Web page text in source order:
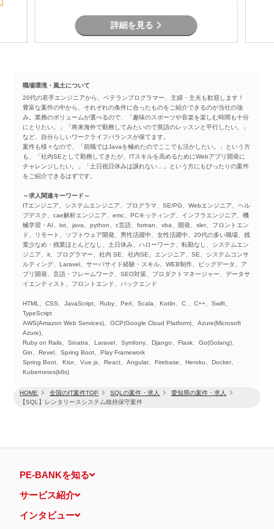
HOME 全国のIT案件TOP SQLの案件・求人
愛知県の案件・求人
【SQL】レンタリースシステム維持保守案件
詳細を見る
職場環境・風土について
20代の若手エンジニアから、ベテランプログラマー、主婦・主夫も歓迎します！
豊富な案件の中から、それぞれの条件に合ったものをご紹介できるのが当社の強
み。業務のボリュームが選べるので、「趣味のスポーツや音楽を楽しむ時間も十分
にとりたい。」「将来海外で勤務してみたいので英語のレッスンと平行したい。」
など、自分らしいワークライフバランスが保てます。
案件も様々なので、「前職ではJavaを極めたのでここでも活かしたい。」という方
も、「社内SEとして勤務してきたが、ITスキルを高めるためにWebアプリ開発に
チャレンジしたい。」「土日祝日休みは譲れない…」という方にもぴったりの案件
をご紹介できるはずです。
～求人関連キーワード～
ITエンジニア、システムエンジニア、プログラマ、SE/PG、Webエンジニア、ヘル
プデスク、cae解析エンジニア、emc、PCキッティング、インフラエンジニア、機
械学習・AI、iot、java、python、c言語、fortran、vba、開発、sler、フロントエン
ド、リモート、ソフトウェア開発、男性活躍中、女性活躍中、20代の多い職場、残
業少なめ・残業ほとんどなし、土日休み、ハローワーク、転勤なし、システムエン
ジニア、it、プログラマー、社内 SE、社内SE、エンジニア、SE、システムコンサ
ルティング、Laravel、サーバサイド経験・スキル、WEB制作、ビッグデータ、ア
プリ開発、言語・フレームワーク、SEO対策、プロダクトマネージャー、データサ
イエンティスト、フロントエンド、バックエンド
HTML、CSS、JavaScript、Ruby、Perl、Scala、Kotlin、C 、C++、Swift、
TypeScript
AWS(Amazon Web Services)、GCP(Google Cloud Platform)、Azure(Microsoft
Azure)、
Ruby on Rails、Sinatra、Laravel、Symfony、Django、Flask、Go(Golang)、
Gin、Revel、Spring Boot、Play Framework
Spring Boot、Ktor、Vue.js、React、Angular、Firebase、Heroku、Docker、
Kubernetes(k8s)
PE-BANKを知る
サービス紹介
インタビュー